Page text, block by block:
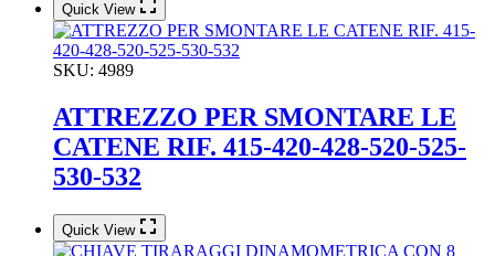
Quick View
SKU: 4989
ATTREZZO PER SMONTARE LE
CATENE RIF. 415-420-428-520-525-
530-532
Quick View